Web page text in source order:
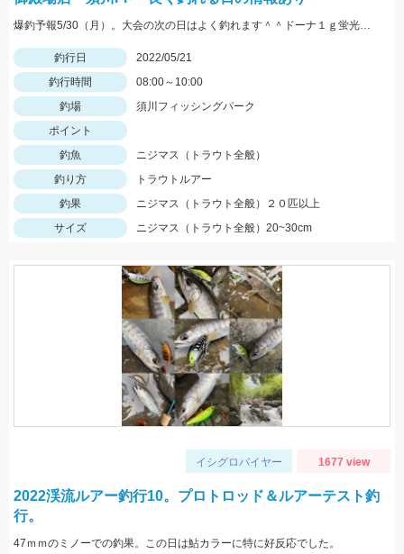
爆釣予報5/30（月）。大会の次の日はよく釣れます＾＾ドーナ１ｇ蛍光ザキヤマメやミノーなどがオススメ。
釣行日
2022/05/21
釣行時間
08:00～10:00
釣場
須川フィッシングパーク
ポイント
釣魚
ニジマス（トラウト全般）
釣り方
トラウトルアー
釣果
ニジマス（トラウト全般）２０匹以上
サイズ
ニジマス（トラウト全般）20~30cm
イシグロバイヤー 1677 view
2022渓流ルアー釣行10。プロトロッド＆ルアーテスト釣
行。
47ｍｍのミノーでの釣果。この日は鮎カラーに特に好反応でした。